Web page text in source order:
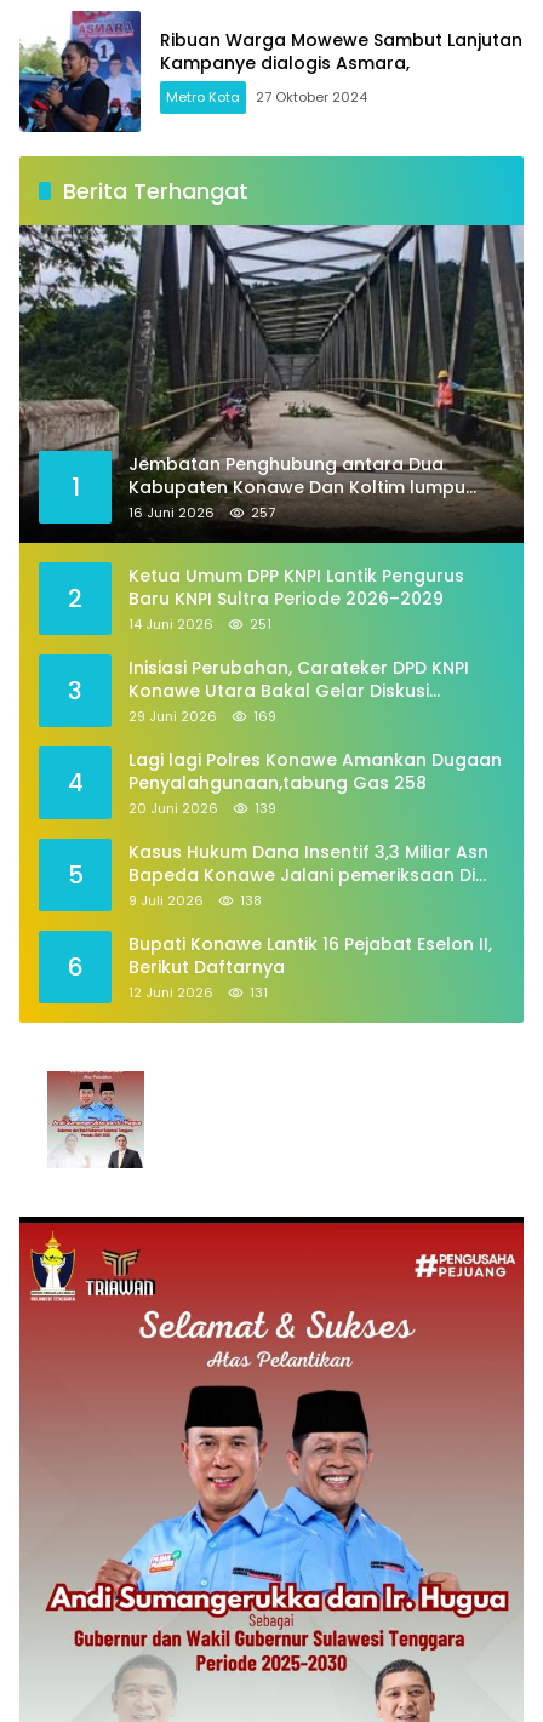
Ribuan Warga Mowewe Sambut Lanjutan
Kampanye dialogis Asmara,
Metro Kota 27 Oktober 2024
Berita Terhangat
1
Jembatan Penghubung antara Dua
Kabupaten Konawe Dan Koltim lumpu
total
16 Juni 2026 257
2
Ketua Umum DPP KNPI Lantik Pengurus
Baru KNPI Sultra Periode 2026–2029
14 Juni 2026 251
3
Inisiasi Perubahan, Carateker DPD KNPI
Konawe Utara Bakal Gelar Diskusi
Pemuda
29 Juni 2026 169
4
Lagi lagi Polres Konawe Amankan Dugaan
Penyalahgunaan,tabung Gas 258
20 Juni 2026 139
5
Kasus Hukum Dana Insentif 3,3 Miliar Asn
Bapeda Konawe Jalani pemeriksaan Di
Kajaksan,
9 Juli 2026 138
6
Bupati Konawe Lantik 16 Pejabat Eselon II,
Berikut Daftarnya
12 Juni 2026 131